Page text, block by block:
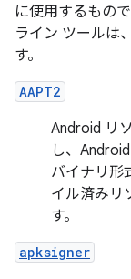
に使用するもの
ライン ツールは
す。
AAPT2
Android リ
し、
バイナリ形
イル済みリ
す。
apksigner